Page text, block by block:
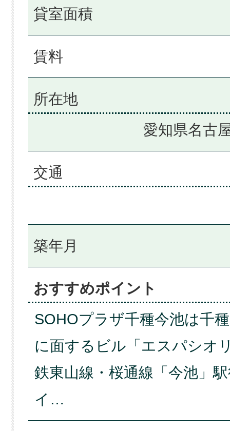
貸室面積
賃料
所在地
愛知県名古
交通
築年月
おすすめポイント
SOHOプラザ千種今池は千
に面するビル「エスパシオ
鉄東山線・桜通線「今池」
イ…